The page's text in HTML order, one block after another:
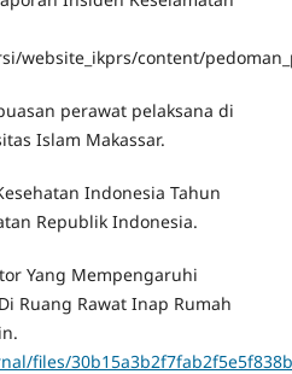
website_ikprs/content/
perawat pelaksana di
Islam Makassar.
Indonesia Tahun
Republik Indonesia.
Yang Mempengaruhi
Ruang Rawat Inap Rumah
files/